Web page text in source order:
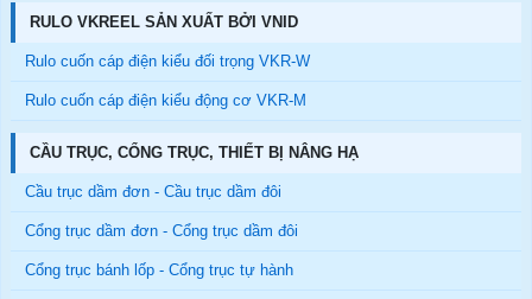
RULO VKREEL SẢN XUẤT BỞI VNID
Rulo cuốn cáp điện kiểu đối trọng VKR-W
Rulo cuốn cáp điện kiểu động cơ VKR-M
CẦU TRỤC, CỔNG TRỤC, THIẾT BỊ NÂNG HẠ
Cầu trục dầm đơn - Cầu trục dầm đôi
Cổng trục dầm đơn - Cổng trục dầm đôi
Cổng trục bánh lốp - Cổng trục tự hành